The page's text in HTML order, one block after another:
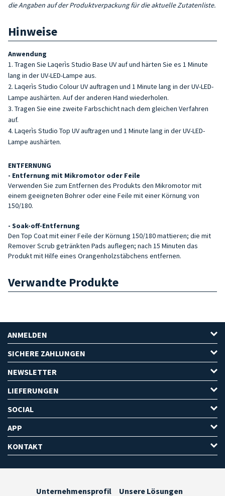
die Angaben auf der Produktverpackung für die aktuelle Zutatenliste.
Hinweise
Anwendung
Tragen Sie Laqerìs Studio Base UV auf und härten Sie es 1 Minute
lang in der UV-LED-Lampe aus.
Laqerìs Studio Colour UV auftragen und 1 Minute lang in der UV-LED-
Lampe aushärten. Auf der anderen Hand wiederholen.
Tragen Sie eine zweite Farbschicht nach dem gleichen Verfahren
auf.
Laqerìs Studio Top UV auftragen und 1 Minute lang in der UV-LED-
Lampe aushärten.
ENTFERNUNG
- Entfernung mit Mikromotor oder Feile
Verwenden Sie zum Entfernen des Produkts den Mikromotor mit
einem geeigneten Bohrer oder eine Feile mit einer Körnung von
150/180.
- Soak-off-Entfernung
Den Top Coat mit einer Feile der Körnung 150/180 mattieren; die mit
Remover Scrub getränkten Pads auflegen; nach 15 Minuten das
Produkt mit Hilfe eines Orangenholzstäbchens entfernen.
Verwandte Produkte
ANMELDEN
SICHERE ZAHLUNGEN
NEWSLETTER
LIEFERUNGEN
SOCIAL
APP
KONTAKT
Unternehmensprofil Unsere Lösungen